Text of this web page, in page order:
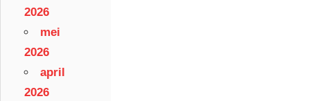
2026
mei
2026
april
2026